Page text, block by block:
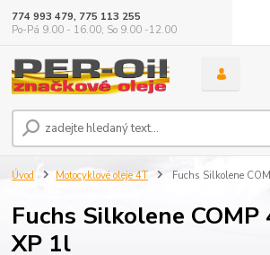
774 993 479, 775 113 255
Po-Pá 9.00 - 16.00, So 9.00 -12.00
Úvod Motocyklové oleje 4T Fuchs Silkolene
Fuchs Silkolene
XP 1l